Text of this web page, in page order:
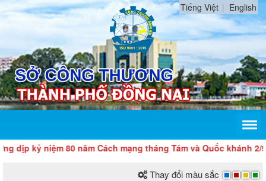
Tiếng Việt English
niệm 80 năm Cách mạng tháng Tám và Quốc khánh 2/9
Thay đổi màu sắc